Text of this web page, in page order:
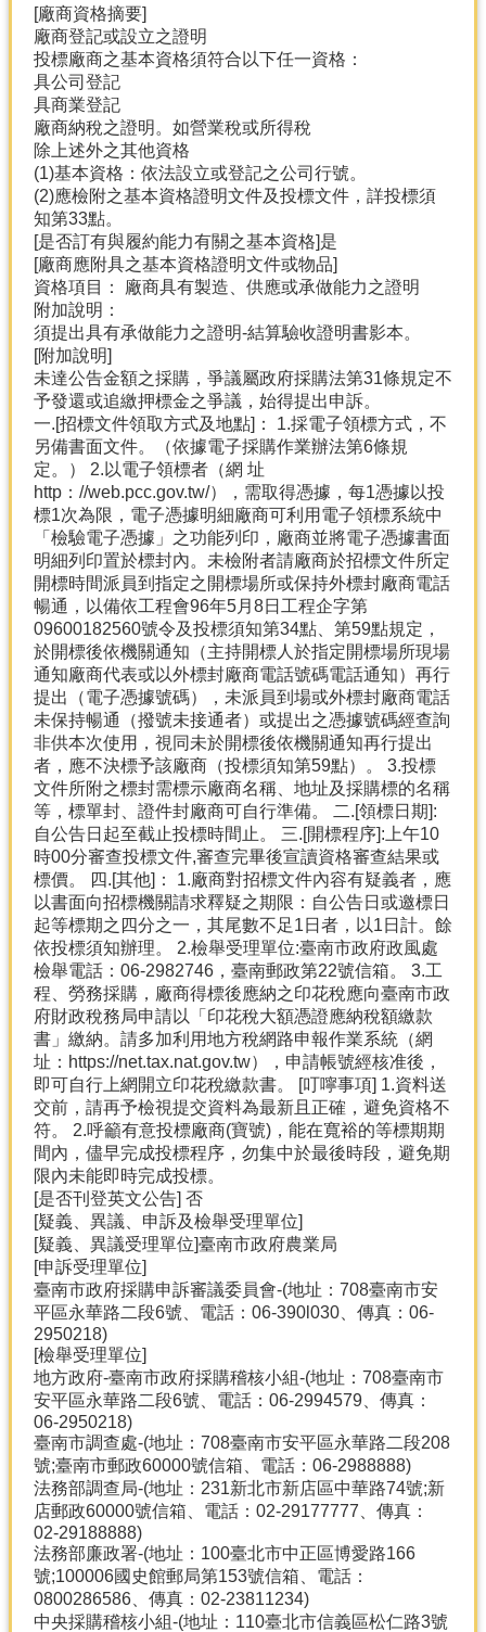
[廠商資格摘要]
廠商登記或設立之證明
投標廠商之基本資格須符合以下任一資格：
具公司登記
具商業登記
廠商納稅之證明。如營業稅或所得稅
除上述外之其他資格
(1)基本資格：依法設立或登記之公司行號。
(2)應檢附之基本資格證明文件及投標文件，詳投標須
知第33點。
[是否訂有與履約能力有關之基本資格]是
[廠商應附具之基本資格證明文件或物品]
資格項目： 廠商具有製造、供應或承做能力之證明
附加說明：
須提出具有承做能力之證明-結算驗收證明書影本。
[附加說明]
未達公告金額之採購，爭議屬政府採購法第31條規定不
予發還或追繳押標金之爭議，始得提出申訴。
一.[招標文件領取方式及地點]： 1.採電子領標方式，不
另備書面文件。（依據電子採購作業辦法第6條規
定。） 2.以電子領標者（網 址
http：//web.pcc.gov.tw/），需取得憑據，每1憑據以投
標1次為限，電子憑據明細廠商可利用電子領標系統中
「檢驗電子憑據」之功能列印，廠商並將電子憑據書面
明細列印置於標封內。未檢附者請廠商於招標文件所定
開標時間派員到指定之開標場所或保持外標封廠商電話
暢通，以備依工程會96年5月8日工程企字第
09600182560號令及投標須知第34點、第59點規定，
於開標後依機關通知（主持開標人於指定開標場所現場
通知廠商代表或以外標封廠商電話號碼電話通知）再行
提出（電子憑據號碼），未派員到場或外標封廠商電話
未保持暢通（撥號未接通者）或提出之憑據號碼經查詢
非供本次使用，視同未於開標後依機關通知再行提出
者，應不決標予該廠商（投標須知第59點）。 3.投標
文件所附之標封需標示廠商名稱、地址及採購標的名稱
等，標單封、證件封廠商可自行準備。 二.[領標日期]:
自公告日起至截止投標時間止。 三.[開標程序]:上午10
時00分審查投標文件,審查完畢後宣讀資格審查結果或
標價。 四.[其他]： 1.廠商對招標文件內容有疑義者，應
以書面向招標機關請求釋疑之期限：自公告日或邀標日
起等標期之四分之一，其尾數不足1日者，以1日計。餘
依投標須知辦理。 2.檢舉受理單位:臺南市政府政風處
檢舉電話：06-2982746，臺南郵政第22號信箱。 3.工
程、勞務採購，廠商得標後應納之印花稅應向臺南市政
府財政稅務局申請以「印花稅大額憑證應納稅額繳款
書」繳納。請多加利用地方稅網路申報作業系統（網
址：https://net.tax.nat.gov.tw），申請帳號經核准後，
即可自行上網開立印花稅繳款書。 [叮嚀事項] 1.資料送
交前，請再予檢視提交資料為最新且正確，避免資格不
符。 2.呼籲有意投標廠商(寶號)，能在寬裕的等標期期
間內，儘早完成投標程序，勿集中於最後時段，避免期
限內未能即時完成投標。
[是否刊登英文公告] 否
[疑義、異議、申訴及檢舉受理單位]
[疑義、異議受理單位]臺南市政府農業局
[申訴受理單位]
臺南市政府採購申訴審議委員會-(地址：708臺南市安
平區永華路二段6號、電話：06-390l030、傳真：06-
2950218)
[檢舉受理單位]
地方政府-臺南市政府採購稽核小組-(地址：708臺南市
安平區永華路二段6號、電話：06-2994579、傳真：
06-2950218)
臺南市調查處-(地址：708臺南市安平區永華路二段208
號;臺南市郵政60000號信箱、電話：06-2988888)
法務部調查局-(地址：231新北市新店區中華路74號;新
店郵政60000號信箱、電話：02-29177777、傳真：
02-29188888)
法務部廉政署-(地址：100臺北市中正區博愛路166
號;100006國史館郵局第153號信箱、電話：
0800286586、傳真：02-23811234)
中央採購稽核小組-(地址：110臺北市信義區松仁路3號